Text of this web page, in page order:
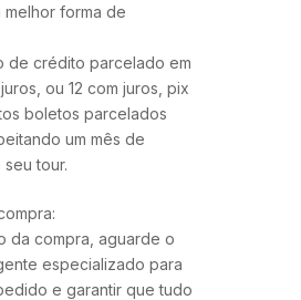
melhor forma de
de crédito parcelado em
ou 12 com juros, pix
boletos parcelados
um mês de
tour.
da compra, aguarde o
especializado para
e garantir que tudo